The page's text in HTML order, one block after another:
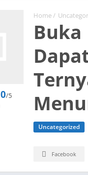
Home /
Uncategorized
0/5
Facebook